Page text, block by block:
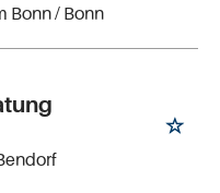
Bonn/ Bonn